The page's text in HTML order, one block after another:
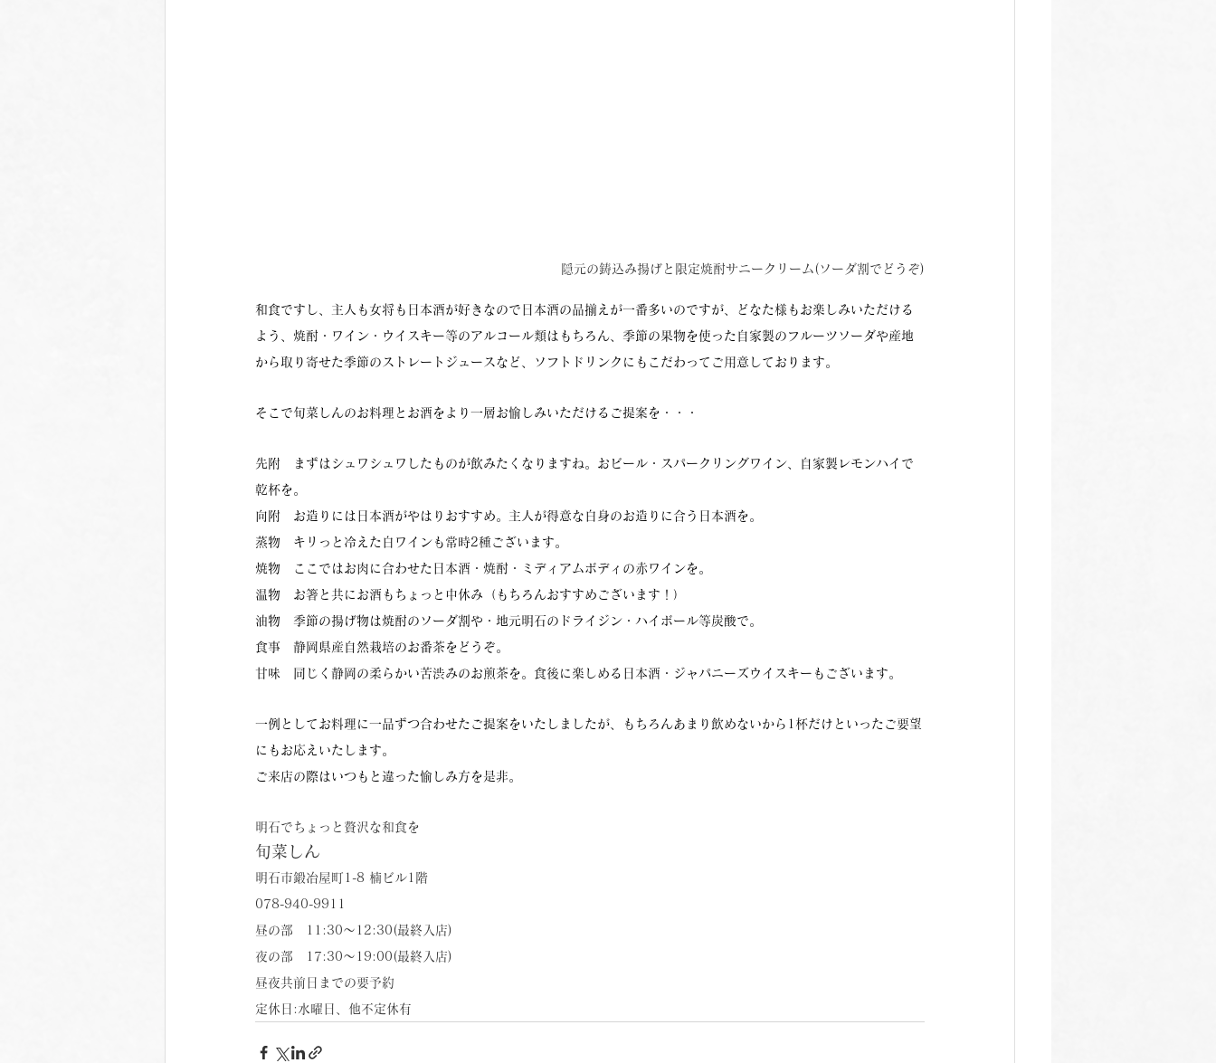
隠元の鋳込み揚げと限定焼酎サニークリーム(ソーダ割でどうぞ)
和食ですし、主人も女将も日本酒が好きなので日本酒の品揃えが一番多いのですが、どなた様もお楽しみいただける
よう、焼酎・ワイン・ウイスキー等のアルコール類はもちろん、季節の果物を使った自家製のフルーツソーダや産地
から取り寄せた季節のストレートジュースなど、ソフトドリンクにもこだわってご用意しております。
そこで旬菜しんのお料理とお酒をより一層お愉しみいただけるご提案を・・・
先附　まずはシュワシュワしたものが飲みたくなりますね。おビール・スパークリングワイン、自家製レモンハイで
乾杯を。
向附　お造りには日本酒がやはりおすすめ。主人が得意な白身のお造りに合う日本酒を。
蒸物　キリっと冷えた白ワインも常時2種ございます。
焼物　ここではお肉に合わせた日本酒・焼酎・ミディアムボディの赤ワインを。
温物　お箸と共にお酒もちょっと中休み（もちろんおすすめございます！）
油物　季節の揚げ物は焼酎のソーダ割や・地元明石のドライジン・ハイボール等炭酸で。
食事　静岡県産自然栽培のお番茶をどうぞ。
甘味　同じく静岡の柔らかい苦渋みのお煎茶を。食後に楽しめる日本酒・ジャパニーズウイスキーもございます。
一例としてお料理に一品ずつ合わせたご提案をいたしましたが、もちろんあまり飲めないから1杯だけといったご要望
にもお応えいたします。
ご来店の際はいつもと違った愉しみ方を是非。
明石でちょっと贅沢な和食を
旬菜しん
明石市鍛冶屋町1-8 楠ビル1階
078-940-9911
昼の部　11:30〜12:30(最終入店)
夜の部　17:30〜19:00(最終入店)
昼夜共前日までの要予約
定休日:水曜日、他不定休有